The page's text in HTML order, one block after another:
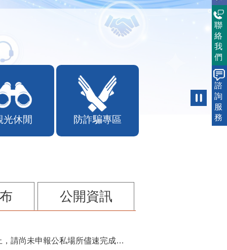
光休閒 防詐騙專區
公開資訊
115年第2季固定源空污費申報已於7月底截止，請尚未申報公私場所儘速完成申繳，以免面臨滯納金及罰鍰!
聯
絡
我
們
諮
詢
服
務